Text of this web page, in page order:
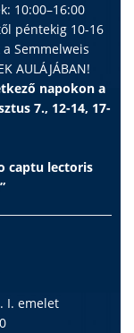
10:00–16:00
péntekig 10-16
Semmelweis
AULÁJÁBAN!
napokon a
7., 12-14, 17-
captu lectoris
I. emelet